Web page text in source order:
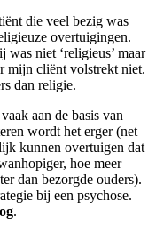
die veel bezig was
overtuigingen.
niet ‘religieus’ maar
mijn cliënt volstrekt niet.
dan religie.
aan de basis van
wordt het erger (net
kunnen overtuigen dat
hoe meer
dan bezorgde ouders).
bij een psychose.
.